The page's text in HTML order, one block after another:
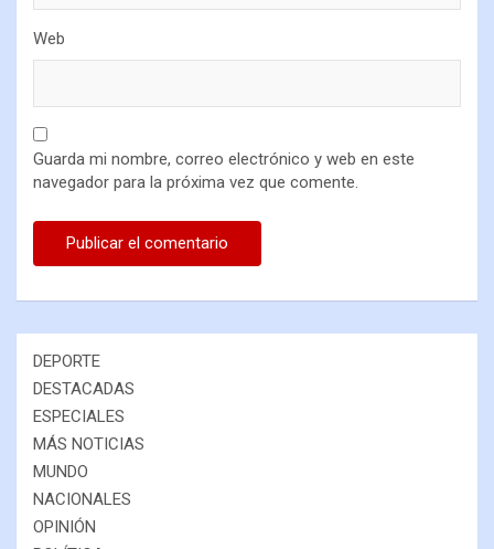
Web
Guarda mi nombre, correo electrónico y web en este
navegador para la próxima vez que comente.
DEPORTE
DESTACADAS
ESPECIALES
MÁS NOTICIAS
MUNDO
NACIONALES
OPINIÓN